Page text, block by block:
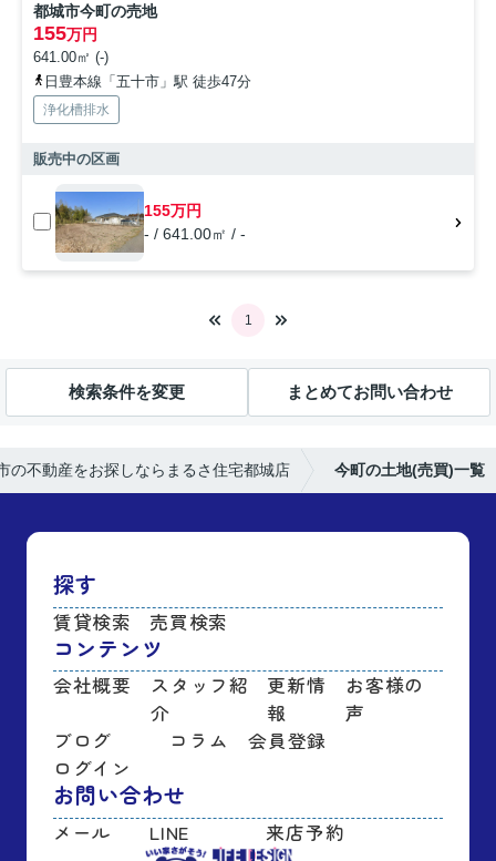
都城市今町の売地
155万円
641.00㎡ (-)
日豊本線「五十市」駅 徒歩47分
浄化槽排水
販売中の区画
155万円
- / 641.00㎡ / -
1
検索条件を変更 まとめてお問い合わせ
の不動産をお探しならまるさ住宅都城店 今町の土地(売買)一覧
探す
賃貸検索 売買検索
コンテンツ
会社概要
スタッフ紹
介
更新情
報
お客様の
声
ブログ
コラム
会員登録
ログイン
お問い合わせ
メール LINE 来店予約